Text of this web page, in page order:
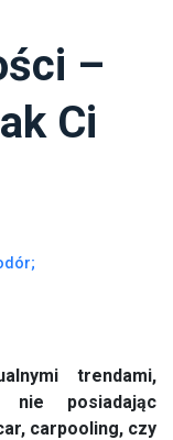
–
Ci
trendami,
nie posiadając
carpooling, czy